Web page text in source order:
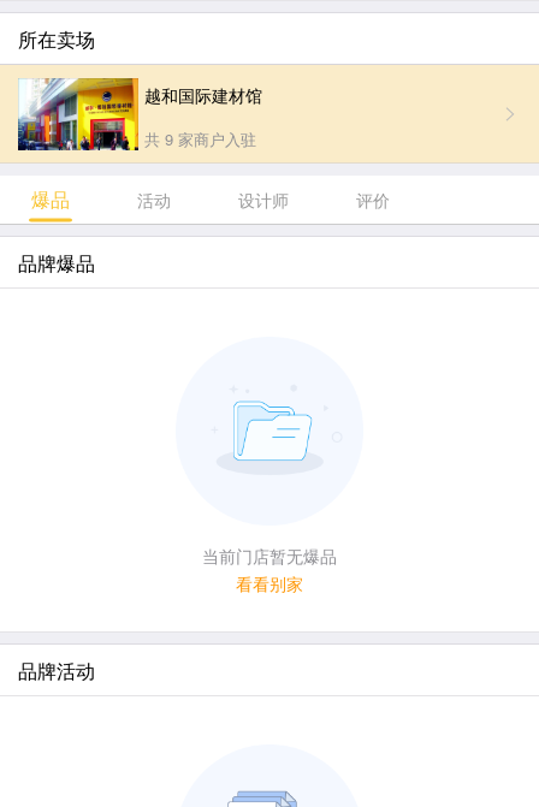
所在卖场
越和国际建材馆
共 9 家商户入驻
爆品 活动 设计师 评价
品牌爆品
当前门店暂无爆品
看看别家
品牌活动